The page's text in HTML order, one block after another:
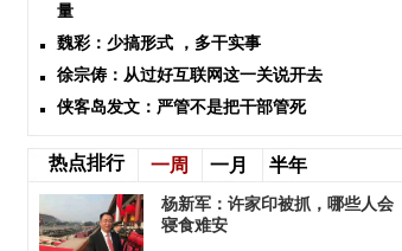
量
魏彩：少搞形式 ，多干实事
徐宗俦：从过好互联网这一关说开去
侠客岛发文：严管不是把干部管死
热点排行 一周 一月 半年
杨新军：许家印被抓，哪些人会
寝食难安